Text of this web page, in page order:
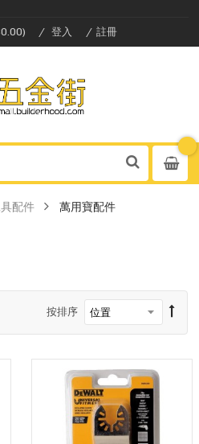
登入 註冊
配件 萬用寶配件
按排序